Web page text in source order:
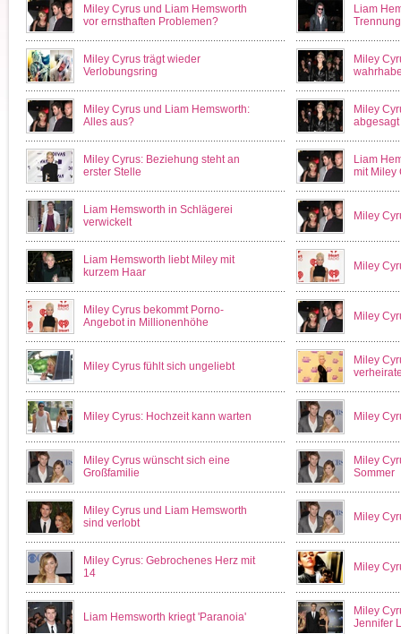
Miley Cyrus und Liam Hemsworth
vor ernsthaften Problemen?
Liam
Trennung
Miley Cyrus trägt wieder
Verlobungsring
Miley
Miley Cyrus und Liam Hemsworth:
Alles aus?
Miley
abgesagt
Miley Cyrus: Beziehung steht an
erster Stelle
Liam
mit Miley
Liam Hemsworth in Schlägerei
verwickelt
Miley
Liam Hemsworth liebt Miley mit
kurzem Haar
Miley
Miley Cyrus bekommt Porno-
Angebot in Millionenhöhe
Miley
Miley Cyrus fühlt sich ungeliebt
Miley
Miley Cyrus: Hochzeit kann warten Miley
Miley Cyrus wünscht sich eine
Großfamilie
Miley
Sommer
Miley Cyrus und Liam Hemsworth
sind verlobt
Miley
Miley Cyrus: Gebrochenes Herz mit
14
Miley
Liam Hemsworth kriegt 'Paranoia'
Miley
Jennifer